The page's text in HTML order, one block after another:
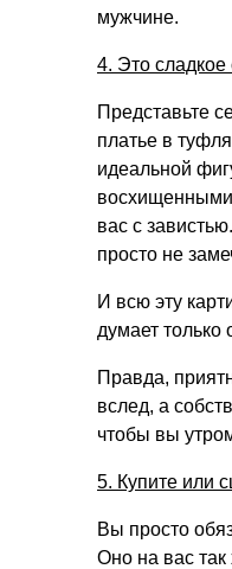
мужчине.
4. Это
Представьте
платье в
идеальной
восхищенными
вас с
просто не
И всю эту
думает
Правда,
вслед, а
чтобы вы
5. Купите или
Вы просто
Оно на вас